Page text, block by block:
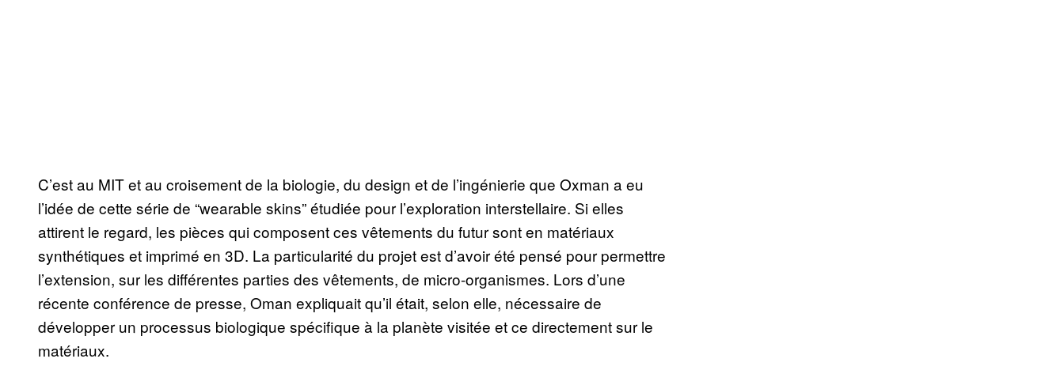
C’est au MIT et au croisement de la biologie, du design et de l’ingénierie que Oxman a eu
l’idée de cette série de “wearable skins” étudiée pour l’exploration interstellaire. Si elles
attirent le regard, les pièces qui composent ces vêtements du futur sont en matériaux
synthétiques et imprimé en 3D. La particularité du projet est d’avoir été pensé pour permettre
l’extension, sur les différentes parties des vêtements, de micro-organismes. Lors d’une
récente conférence de presse, Oman expliquait qu’il était, selon elle, nécessaire de
développer un processus biologique spécifique à la planète visitée et ce directement sur le
matériaux.